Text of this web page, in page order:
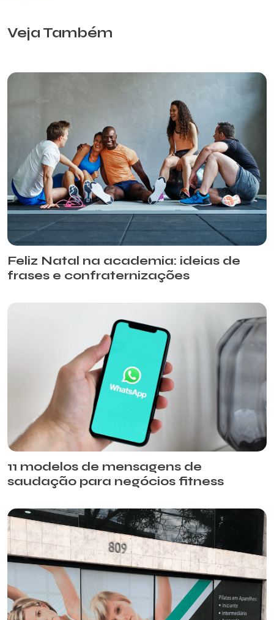
Veja Também
Feliz Natal na academia: ideias de
frases e confraternizações
11 modelos de mensagens de
saudação para negócios fitness